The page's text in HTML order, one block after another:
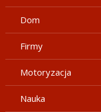
Dom
Firmy
Motoryzacja
Nauka